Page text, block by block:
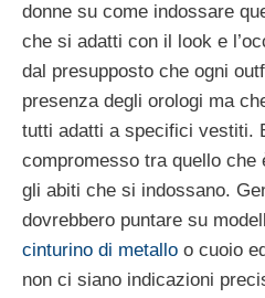
donne su come indossare
che si adatti con il look e
dal presupposto che ogni
presenza degli orologi ma
tutti adatti a specifici vestiti.
compromesso tra quello
gli abiti che si indossano.
dovrebbero puntare su
cinturino di metallo o cuoio
non ci siano indicazioni